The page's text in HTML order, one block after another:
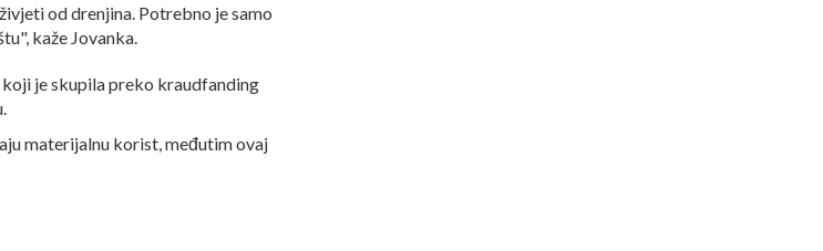
od drenjina. Potrebno je samo
kaže Jovanka.
je skupila preko kraudfanding
materijalnu korist, međutim ovaj